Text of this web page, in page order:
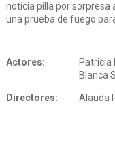
noticia pilla por sorpresa
una prueba de fuego
Actores:
Patricia
Blanca
Directores: Alauda